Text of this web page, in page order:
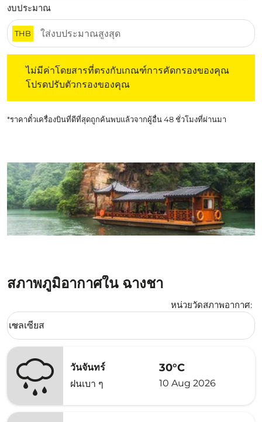
งบประมาณ
THB
ไม่มีค่าโดยสารที่ตรงกับเกณฑ์การคัดกรองของคุณ
โปรดปรับตัวกรองของคุณ
*ราคาตั๋วเครื่องบินที่ดีที่สุดถูกค้นพบแล้วจากผู้อื่น 48 ชั่วโมงที่ผ่านมา
สภาพภูมิอากาศใน ฉางชา
หน่วยวัดสภาพอากาศ:
Weather unit option เซลเซียส Selected
เซลเซียส
keyboard_arrow_down
วันจันทร์
ฝนเบา ๆ
30°C
10 Aug 2026